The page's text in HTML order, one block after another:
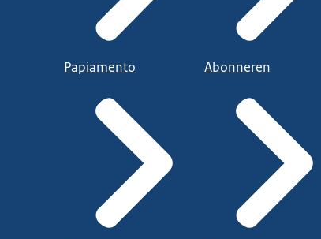
Papiamento Abonneren